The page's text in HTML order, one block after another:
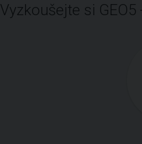
Vyzkoušejte si